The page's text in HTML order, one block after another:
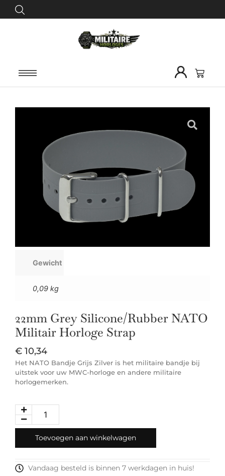
Gewicht
0,09 kg
22mm Grey Silicone/Rubber NATO
Militair Horloge Strap
€ 10,34
Het NATO Bandje Grijs Zilver is het militaire bandje bij
uitstek voor uw MWC-horloge en andere militaire
horlogemerken.
Toevoegen aan winkelwagen
Vandaag besteld is binnen 7 werkdagen in huis!